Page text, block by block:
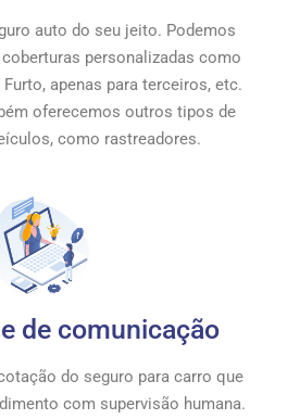
auto do seu jeito. Podemos
personalizadas como
apenas para terceiros, etc.
oferecemos outros tipos de
como rastreadores.
de comunicação
do seguro para carro que
com supervisão humana.